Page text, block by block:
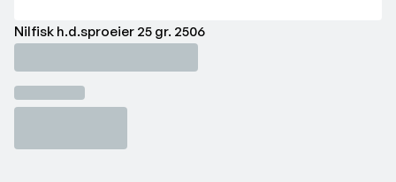
Nilfisk h.d.sproeier 25 gr. 2506